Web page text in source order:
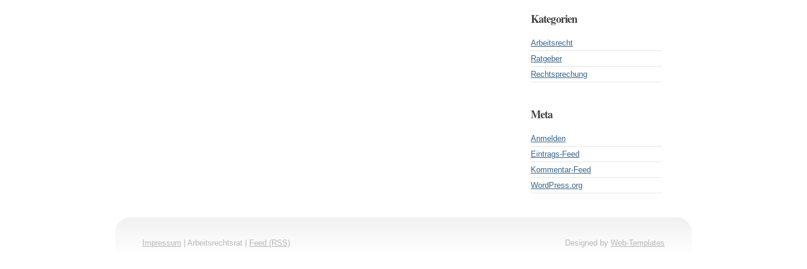
Kategorien
Arbeitsrecht
Ratgeber
Rechtsprechung
Meta
Anmelden
Eintrags-Feed
Kommentar-Feed
WordPress.org
Impressum | Arbeitsrechtsrat | Feed (RSS) Designed by Web-Templates